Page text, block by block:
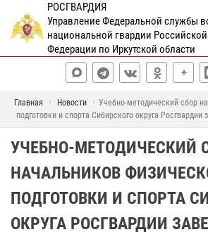
РОСГВАРДИЯ
Управление Федеральной службы
национальной гвардии Российской
Федерации по Иркутской области
Главная Новости
Учебно-методический сбор
подготовки и спорта Сибирского округа Росгвардии
УЧЕБНО-МЕТОДИЧЕСКИЙ
НАЧАЛЬНИКОВ
ПОДГОТОВКИ И СПОРТА
ОКРУГА РОСГВАРДИИ